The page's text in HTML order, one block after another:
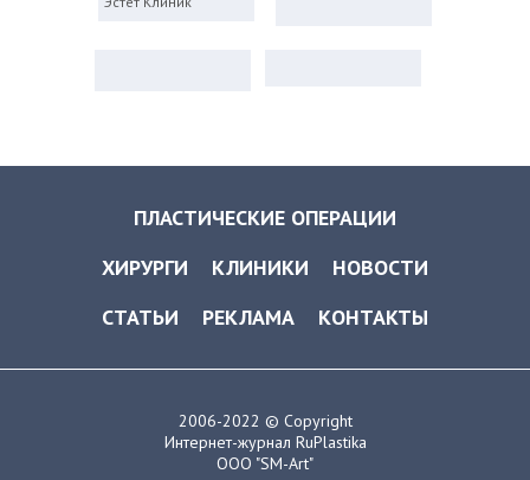
ПЛАСТИЧЕСКИЕ ОПЕРАЦИИ
ХИРУРГИ
КЛИНИКИ
НОВОСТИ
СТАТЬИ
РЕКЛАМА КОНТАКТЫ
2006-2022 © Copyright
Интернет-журнал RuPlastika
ООО "SM-Art"